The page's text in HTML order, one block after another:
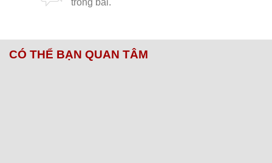
CÓ THỂ BẠN QUAN TÂM